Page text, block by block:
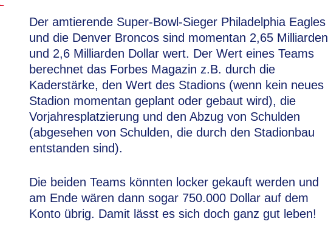
Der amtierende Super-Bowl-Sieger Philadelphia Eagles
und die Denver Broncos sind momentan 2,65 Milliarden
und 2,6 Milliarden Dollar wert. Der Wert eines Teams
berechnet das Forbes Magazin z.B. durch die
Kaderstärke, den Wert des Stadions (wenn kein neues
Stadion momentan geplant oder gebaut wird), die
Vorjahresplatzierung und den Abzug von Schulden
(abgesehen von Schulden, die durch den Stadionbau
entstanden sind).
Die beiden Teams könnten locker gekauft werden und
am Ende wären dann sogar 750.000 Dollar auf dem
Konto übrig. Damit lässt es sich doch ganz gut leben!